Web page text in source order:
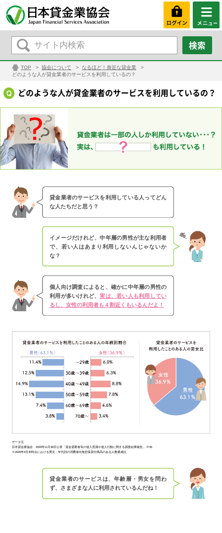
TOP 協会について
なるほど！身近な貸金業
どのような人が貸金業者のサービスを利用しているの？
どのような人が貸金業者のサービスを利用しているの？
貸金業者のサービスを利用している人ってどん
な人たちだと思う？
イメージだけれど、中年層の男性が主な利用者
で、若い人はあまり利用しないんじゃないか
な？
個人向け調査によると、確かに中年層の男性の
利用が多いけれど、実は、若い人も利用してい
るし、女性の利用者も４割近くもいるんだよ！
データ元
日本貸金業協会 2020年11月30日公表「資金需要者等の借入意識や借入行動に関する調査結果報告」 P.45
※2020年3月末時点における男女・年代別の消費者向無担保貸付残高のある人数構成比
貸金業者のサービスは、年齢層・男女を問わ
ず、さまざまな人に利用されているんだね！